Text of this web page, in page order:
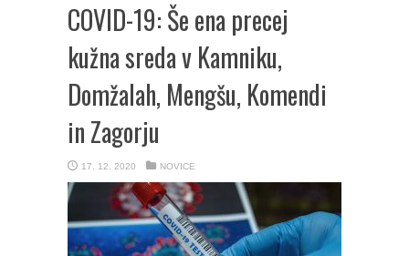
COVID-19: Še ena precej
kužna sreda v Kamniku,
Domžalah, Mengšu, Komendi
in Zagorju
17. 12. 2020 NOVICE